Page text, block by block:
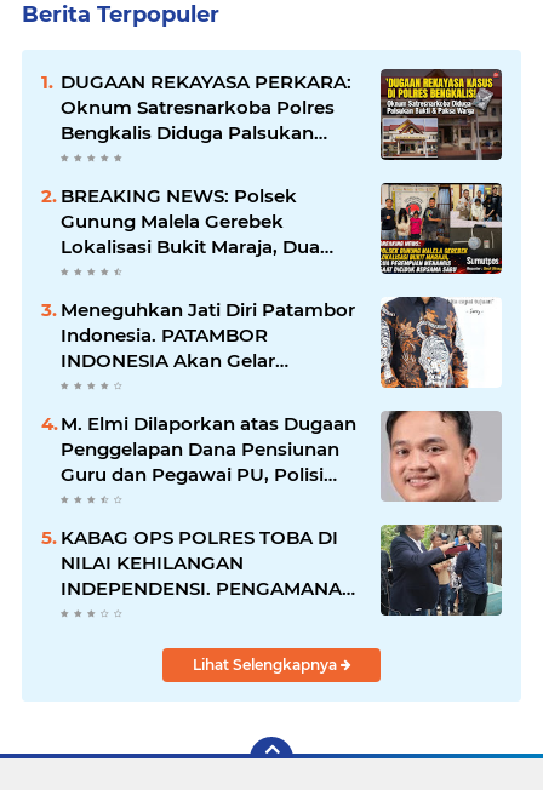
Berita Terpopuler
DUGAAN REKAYASA PERKARA:
Oknum Satresnarkoba Polres
Bengkalis Diduga Palsukan
Barang Bukti Hingga Paksa
BREAKING NEWS: Polsek
Gunung Malela Gerebek
Lokalisasi Bukit Maraja, Dua
Perempuan Menangis Saat
Diciduk Bersama Sabu
Meneguhkan Jati Diri Patambor
Indonesia. PATAMBOR
INDONESIA Akan Gelar
RAKERNAS II Di Jakarta.
M. Elmi Dilaporkan atas Dugaan
Penggelapan Dana Pensiunan
Guru dan Pegawai PU, Polisi
Pastikan Proses Hukum
KABAG OPS POLRES TOBA DI
NILAI KEHILANGAN
INDEPENDENSI. PENGAMANAN
PENEMBOKAN TANAH DI
Lihat Selengkapnya